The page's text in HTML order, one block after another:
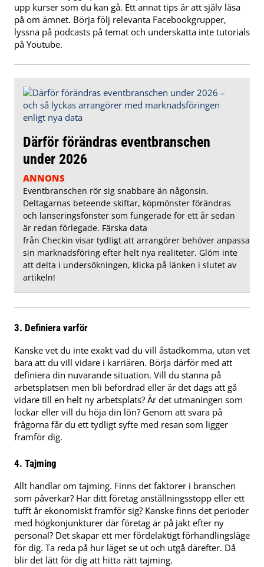
upp kurser som du kan gå. Ett annat tips är att själv läsa
på om ämnet. Börja följ relevanta Facebookgrupper,
lyssna på podcasts på temat och underskatta inte tutorials
på Youtube.
Därför förändras eventbranschen
under 2026
ANNONS
Eventbranschen rör sig snabbare än någonsin.
Deltagarnas beteende skiftar, köpmönster förändras
och lanseringsfönster som fungerade för ett år sedan
är redan förlegade. Färska data
från Checkin visar tydligt att arrangörer behöver anpassa
sin marknadsföring efter helt nya realiteter. Glöm inte
att delta i undersökningen, klicka på länken i slutet av
artikeln!
3. Definiera varför
Kanske vet du inte exakt vad du vill åstadkomma, utan vet
bara att du vill vidare i karriären. Börja därför med att
definiera din nuvarande situation. Vill du stanna på
arbetsplatsen men bli befordrad eller är det dags att gå
vidare till en helt ny arbetsplats? Är det utmaningen som
lockar eller vill du höja din lön? Genom att svara på
frågorna får du ett tydligt syfte med resan som ligger
framför dig.
4. Tajming
Allt handlar om tajming. Finns det faktorer i branschen
som påverkar? Har ditt företag anställningsstopp eller ett
tufft år ekonomiskt framför sig? Kanske finns det perioder
med högkonjunkturer där företag är på jakt efter ny
personal? Det skapar ett mer fördelaktigt förhandlingsläge
för dig. Ta reda på hur läget se ut och utgå därefter. Då
blir det lätt för dig att hitta rätt tajming.